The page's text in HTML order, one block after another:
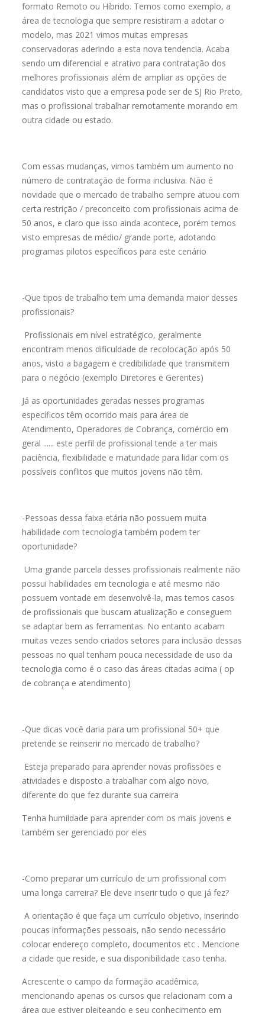
formato Remoto ou Híbrido. Temos como exemplo, a
área de tecnologia que sempre resistiram a adotar o
modelo, mas 2021 vimos muitas empresas
conservadoras aderindo a esta nova tendencia. Acaba
sendo um diferencial e atrativo para contratação dos
melhores profissionais além de ampliar as opções de
candidatos visto que a empresa pode ser de SJ Rio Preto,
mas o profissional trabalhar remotamente morando em
outra cidade ou estado.
Com essas mudanças, vimos também um aumento no
número de contratação de forma inclusiva. Não é
novidade que o mercado de trabalho sempre atuou com
certa restrição / preconceito com profissionais acima de
50 anos, e claro que isso ainda acontece, porém temos
visto empresas de médio/ grande porte, adotando
programas pilotos específicos para este cenário
-Que tipos de trabalho tem uma demanda maior desses
profissionais?
Profissionais em nível estratégico, geralmente
encontram menos dificuldade de recolocação após 50
anos, visto a bagagem e credibilidade que transmitem
para o negócio (exemplo Diretores e Gerentes)
Já as oportunidades geradas nesses programas
específicos têm ocorrido mais para área de
Atendimento, Operadores de Cobrança, comércio em
geral ...... este perfil de profissional tende a ter mais
paciência, flexibilidade e maturidade para lidar com os
possíveis conflitos que muitos jovens não têm.
-Pessoas dessa faixa etária não possuem muita
habilidade com tecnologia também podem ter
oportunidade?
Uma grande parcela desses profissionais realmente não
possui habilidades em tecnologia e até mesmo não
possuem vontade em desenvolvê-la, mas temos casos
de profissionais que buscam atualização e conseguem
se adaptar bem as ferramentas. No entanto acabam
muitas vezes sendo criados setores para inclusão dessas
pessoas no qual tenham pouca necessidade de uso da
tecnologia como é o caso das áreas citadas acima ( op
de cobrança e atendimento)
-Que dicas você daria para um profissional 50+ que
pretende se reinserir no mercado de trabalho?
Esteja preparado para aprender novas profissões e
atividades e disposto a trabalhar com algo novo,
diferente do que fez durante sua carreira
Tenha humildade para aprender com os mais jovens e
também ser gerenciado por eles
-Como preparar um currículo de um profissional com
uma longa carreira? Ele deve inserir tudo o que já fez?
A orientação é que faça um currículo objetivo, inserindo
poucas informações pessoais, não sendo necessário
colocar endereço completo, documentos etc . Mencione
a cidade que reside, e sua disponibilidade caso tenha.
Acrescente o campo da formação acadêmica,
mencionando apenas os cursos que relacionam com a
área que estiver pleiteando e seu conhecimento em